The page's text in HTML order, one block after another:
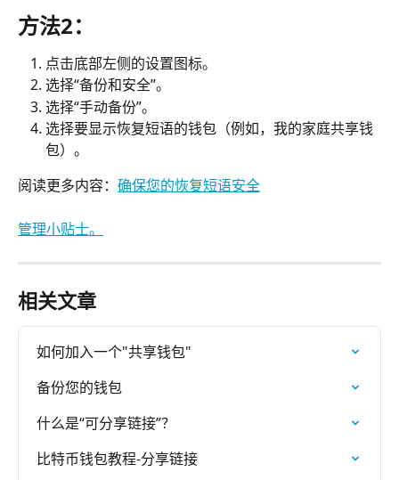
方法2：
点击底部左侧的设置图标。
选择“备份和安全”。
选择“手动备份”。
选择要显示恢复短语的钱包（例如，我的家庭共享钱
包）。
阅读更多内容： 确保您的恢复短语安全
管理小贴士。
相关文章
如何加入一个"共享钱包"
备份您的钱包
什么是“可分享链接”？
比特币钱包教程-分享链接